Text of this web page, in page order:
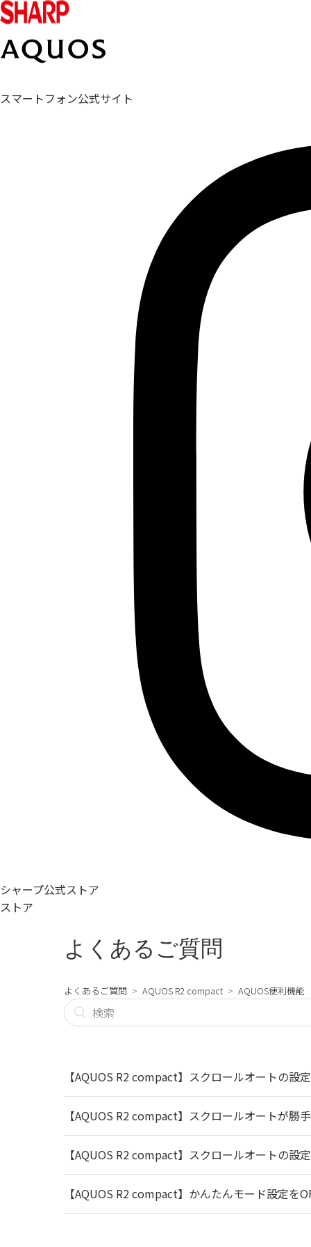
スマートフォン公式サイト
シャープ公式ストア
ストア
よくあるご質問
よくあるご質問 AQUOS R2 compact AQUOS便利機能
【AQUOS R2 compact】スクロールオートの設
【AQUOS R2 compact】スクロールオートが勝
【AQUOS R2 compact】スクロールオートの設
【AQUOS R2 compact】かんたんモード設定を